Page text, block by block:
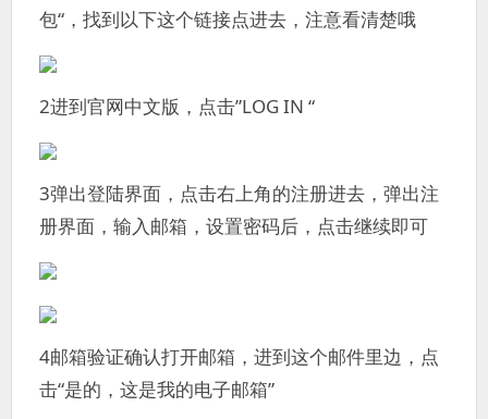
包“，找到以下这个链接点进去，注意看清楚哦
2进到官网中文版，点击”LOG IN “
3弹出登陆界面，点击右上角的注册进去，弹出注
册界面，输入邮箱，设置密码后，点击继续即可
4邮箱验证确认打开邮箱，进到这个邮件里边，点
击“是的，这是我的电子邮箱”